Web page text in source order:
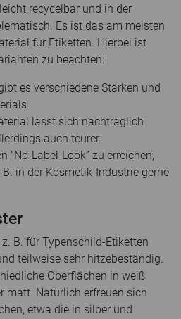
recycelbar und in der
Es ist das am meisten
für Etiketten. Hierbei ist
zu beachten:
es verschiedene Stärken und
lässt sich nachträglich
auch teurer.
“No-Label-Look” zu erreichen,
in der Kosmetik-Industrie gerne
B. für Typenschild-Etiketten
teilweise sehr hitzebeständig.
Oberflächen in weiß
matt. Natürlich erfreuen sich
etwa die in silber und